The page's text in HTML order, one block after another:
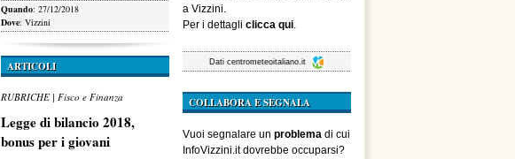
Quando: 27/12/2018
Dove: Vizzini
ARTICOLI
RUBRICHE | Fisco e Finanza
Legge di bilancio 2018,
bonus per i giovani
a Vizzini.
Per i dettagli clicca qui.
Dati centrometeoitaliano.it
COLLABORA E SEGNALA
Vuoi segnalare un problema di cui
InfoVizzini.it dovrebbe occuparsi?